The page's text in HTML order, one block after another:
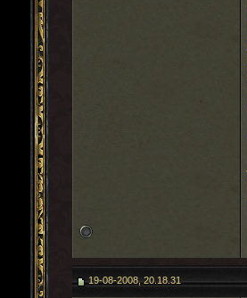
19-08-2008, 20.18.31